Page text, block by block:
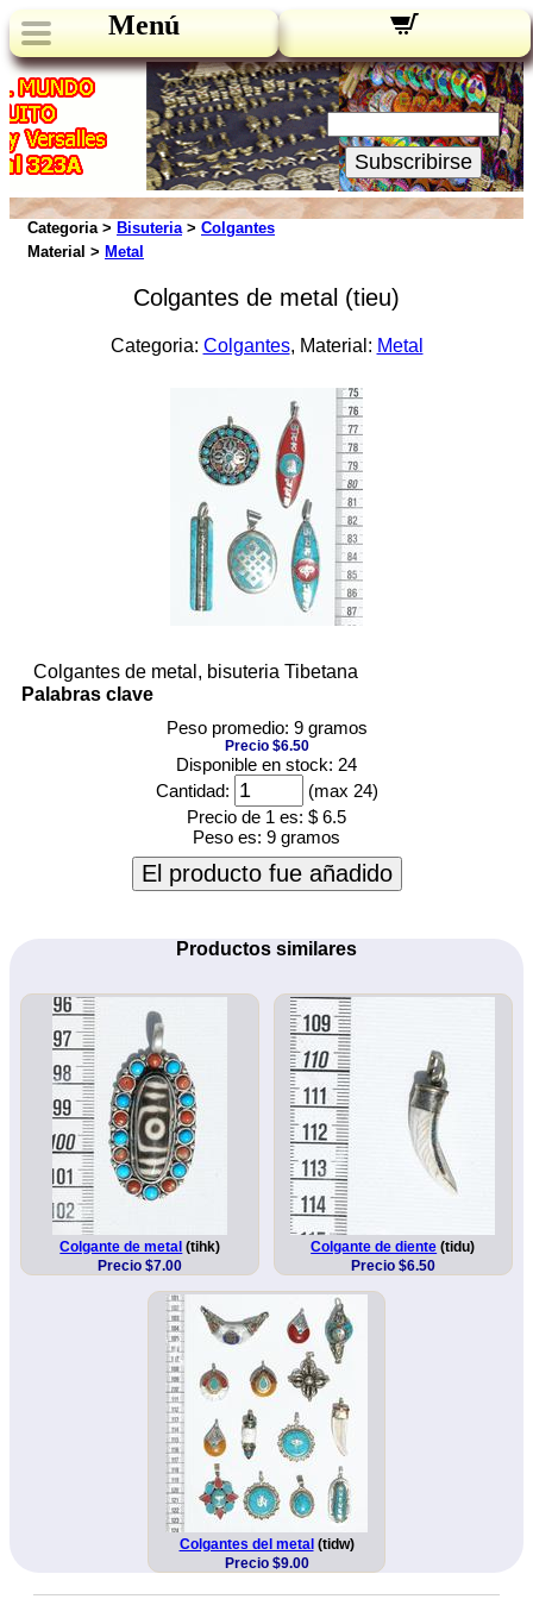
Menú
Novedades:
Su Email:
Subscribirse
Categoria > Bisuteria> Colgantes
Material > Metal
Colgantes de metal (tieu)
Categoria: Colgantes, Material: Metal
Colgantes de metal, bisuteria Tibetana
Palabras clave
Peso promedio: 9 gramos
Precio $6.50
Disponible en stock: 24
Cantidad:
(max 24)
Precio de 1 es: $ 6.5
Peso es: 9 gramos
El producto fue añadido
Productos similares
Colgante de metal (tihk)
Precio $7.00
Colgante de diente (tidu)
Precio $6.50
Colgantes del metal(tidw)
Precio $9.00